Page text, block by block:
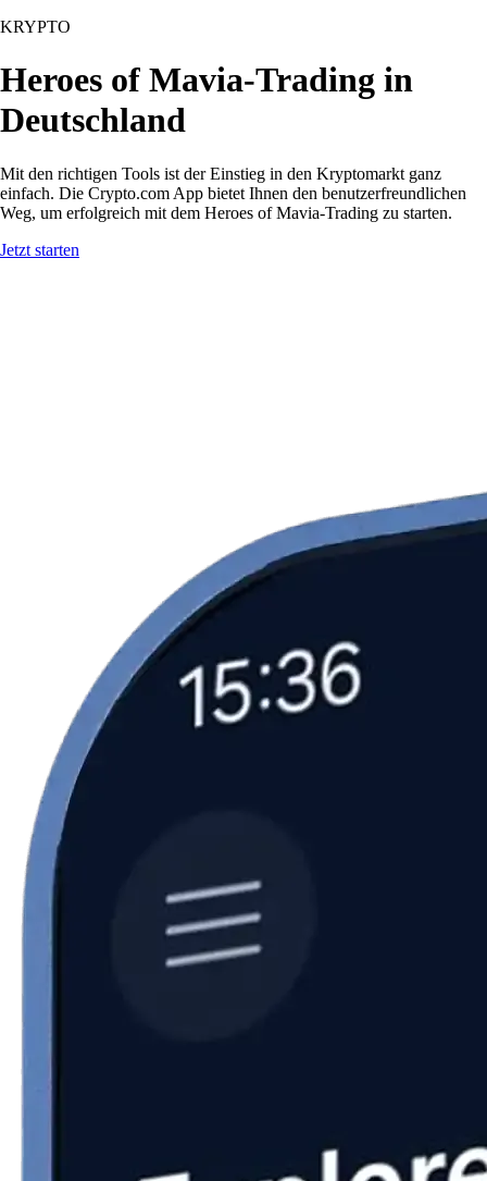
KRYPTO
Heroes of Mavia-Trading in
Deutschland
Mit den richtigen Tools ist der Einstieg in den Kryptomarkt ganz
einfach. Die Crypto.com App bietet Ihnen den benutzerfreundlichen
Weg, um erfolgreich mit dem Heroes of Mavia-Trading zu starten.
Jetzt starten